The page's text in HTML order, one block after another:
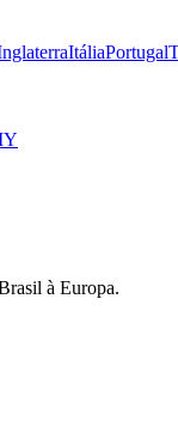
ItáliaPortugal
à Europa.